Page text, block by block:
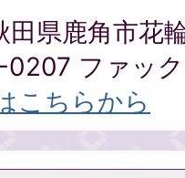
県鹿角市花
ファッ
こちらから